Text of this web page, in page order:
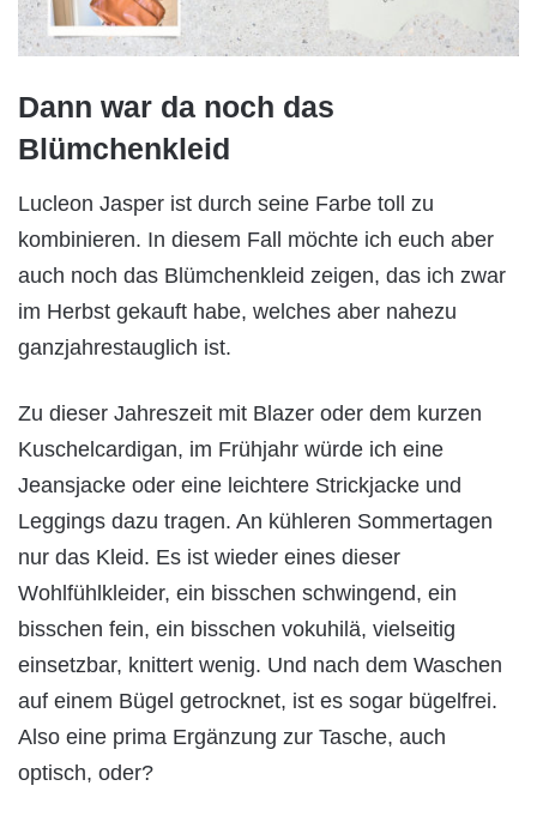
Dann war da noch das
Blümchenkleid
Lucleon Jasper ist durch seine Farbe toll zu
kombinieren. In diesem Fall möchte ich euch aber
auch noch das Blümchenkleid zeigen, das ich zwar
im Herbst gekauft habe, welches aber nahezu
ganzjahrestauglich ist.
Zu dieser Jahreszeit mit Blazer oder dem kurzen
Kuschelcardigan, im Frühjahr würde ich eine
Jeansjacke oder eine leichtere Strickjacke und
Leggings dazu tragen. An kühleren Sommertagen
nur das Kleid. Es ist wieder eines dieser
Wohlfühlkleider, ein bisschen schwingend, ein
bisschen fein, ein bisschen vokuhilä, vielseitig
einsetzbar, knittert wenig. Und nach dem Waschen
auf einem Bügel getrocknet, ist es sogar bügelfrei.
Also eine prima Ergänzung zur Tasche, auch
optisch, oder?